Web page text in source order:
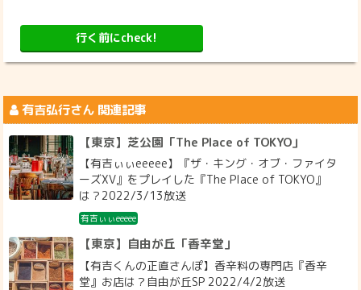
行く前にcheck!
有吉弘行さん 関連記事
【東京】芝公園「The Place of TOKYO」
【有吉ぃぃeeeee】『ザ・キング・オブ・ファイタ
ーズXV』をプレイした『The Place of TOKYO』
は？2022/3/13放送
有吉ぃぃeeeee
【東京】自由が丘「香辛堂」
【有吉くんの正直さんぽ】香辛料の専門店『香辛
堂』お店は？自由が丘SP 2022/4/2放送